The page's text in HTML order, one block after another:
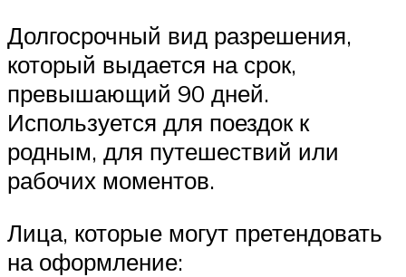
Долгосрочный вид разрешения,
который выдается на срок,
превышающий 90 дней.
Используется для поездок к
родным, для путешествий или
рабочих моментов.
Лица, которые могут претендовать
на оформление: